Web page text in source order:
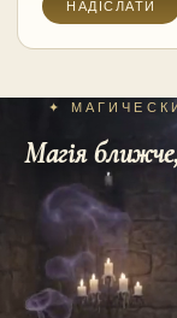
✦
Магія